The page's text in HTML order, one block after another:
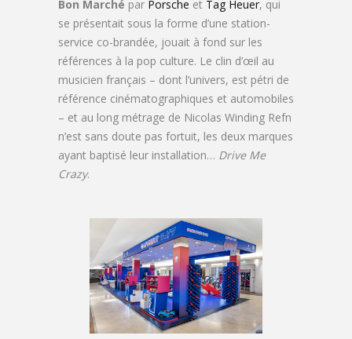
Bon Marché par Porsche et Tag Heuer, qui
se présentait sous la forme d’une station-
service co-brandée, jouait à fond sur les
références à la pop culture. Le clin d’œil au
musicien français – dont l’univers, est pétri de
référence cinématographiques et automobiles
– et au long métrage de Nicolas Winding Refn
n’est sans doute pas fortuit, les deux marques
ayant baptisé leur installation… Drive Me
Crazy.